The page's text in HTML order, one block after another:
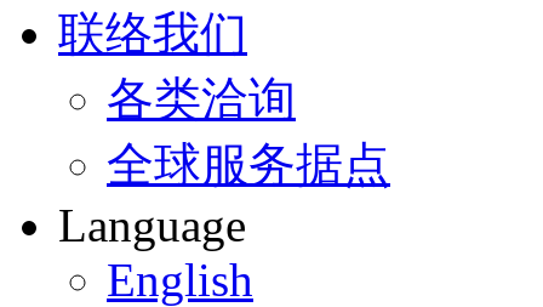
联络我们
各类洽询
全球服务据点
Language
English